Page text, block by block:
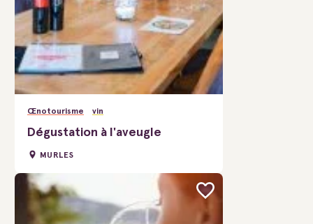
Œnotourisme vin
Dégustation à l'aveugle
MURLES